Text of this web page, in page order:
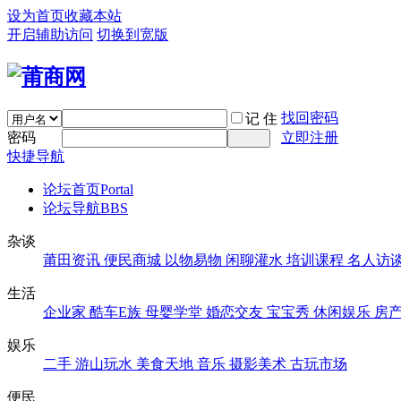
设为首页收藏本站
开启辅助访问 切换到宽版
记 住 找回密码
密码
立即注册
快捷导航
论坛首页Portal
论坛导航BBS
杂谈
莆田资讯 便民商城 以物易物 闲聊灌水 培训课程 名人访
生活
企业家 酷车E族 母婴学堂 婚恋交友 宝宝秀 休闲娱乐 房
娱乐
二手 游山玩水 美食天地 音乐 摄影美术 古玩市场
便民